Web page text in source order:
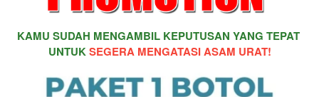
KAMU SUDAH MENGAMBIL KEPUTUSAN YANG TEPAT
UNTUK SEGERA MENGATASIASAM URAT!